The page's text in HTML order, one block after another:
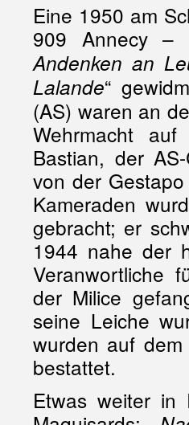
Eine 1950 am
909 Annecy –
Andenken an
Lalande“
(AS) waren an
Wehrmacht
Bastian, der
von der
Kameraden
gebracht; er
1944 nahe der
Veranwortliche
der Milice
seine Leiche
wurden auf
bestattet.
Etwas weiter in